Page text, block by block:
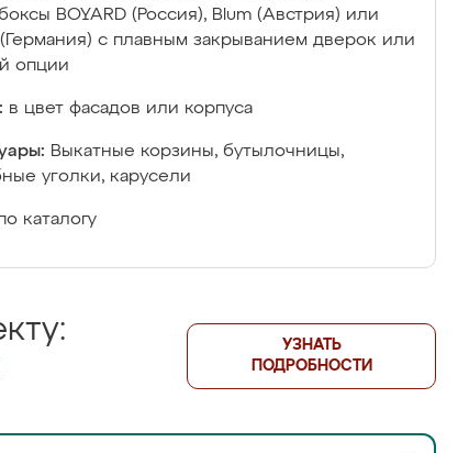
BOYARD (Россия), Blum (Австрия) или
с плавным закрыванием дверок или
опции
в цвет фасадов или корпуса
Выкатные корзины, бутылочницы,
уголки, карусели
каталогу
УЗНАТЬ
ПОДРОБНОСТИ